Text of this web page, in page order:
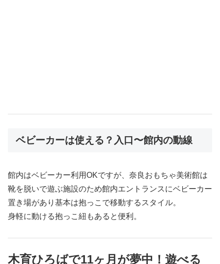
ベビーカーは使える？入口〜館内の動線
館内はベビーカー利用OKですが、奈良おもちゃ美術館は
靴を脱いで遊ぶ施設のため館内エントランスにベビーカー
置き場があり基本は抱っこで移動するスタイル。
身軽に動ける抱っこ紐もあると便利。
木育ひろばで11ヶ月が夢中！遊べる